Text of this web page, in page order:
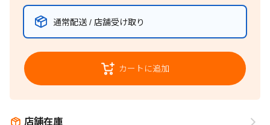
通常配送 / 店舗受け取り
カートに追加
店舗在庫